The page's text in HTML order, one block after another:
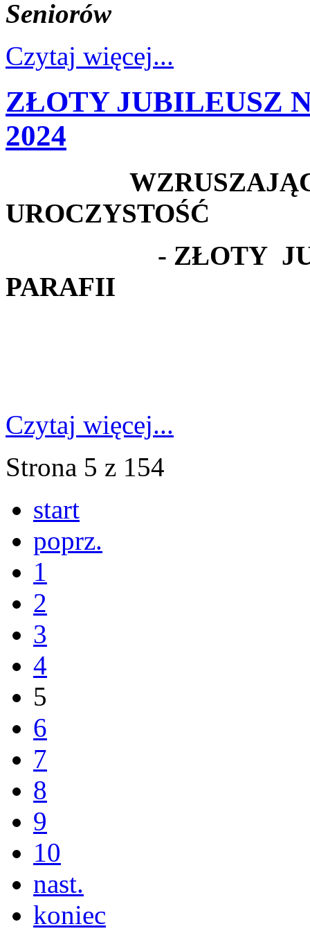
Seniorów
Czytaj więcej...
ZŁOTY JUBILEUSZ
2024
UROCZYSTOŚĆ
- ZŁOTY
PARAFII
Czytaj więcej...
Strona 5 z 154
start
poprz.
1
2
3
4
5
6
7
8
9
10
nast.
koniec